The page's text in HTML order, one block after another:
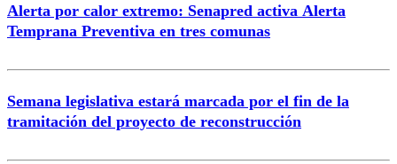
Alerta por calor extremo: Senapred activa Alerta
Temprana Preventiva en tres comunas
Semana legislativa estará marcada por el fin de la
tramitación del proyecto de reconstrucción